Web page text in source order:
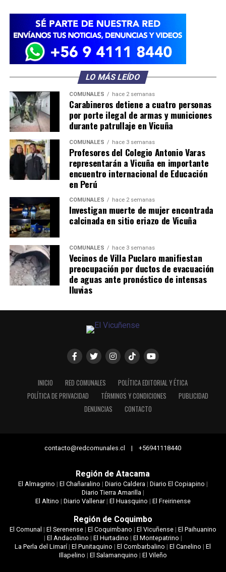
LO MÁS LEÍDO
COMUNALES hace 2 semanas
Carabineros detiene a cuatro personas
por porte ilegal de armas y municiones
durante patrullaje en Vicuña
COMUNALES hace 3 semanas
Profesores del Colegio Antonio Varas
representarán a Vicuña en importante
encuentro internacional de Educación
en Perú
COMUNALES hace 2 semanas
Investigan muerte de mujer encontrada
calcinada en sitio eriazo de Vicuña
COMUNALES hace 3 semanas
Vecinos de Villa Puclaro manifiestan
preocupación por ductos de evacuación
de aguas ante pronóstico de intensas
lluvias
INICIO RED COMUNALES
POLÍTICA EDITORIAL Y ÉTICA
POLÍTICA DE PRIVACIDAD
TÉRMINOS Y CONDICIONES
PUBLICIDAD
DENUNCIAS
CONTACTO
contacto@redcomunales.cl | +56941118440
Región de Atacama
El Almagrino | El Chañaralino | Diario Caldera | Diario El Copiapino |
Diario Tierra Amarilla |
El Altino | Diario Vallenar| El Huasquino | El Freirinense
Región de Coquimbo
El Comunal | El Serenense| El Coquimbano | El Vicuñense| El Paihuanino
| El Andacollino | El Hurtadino | El Montepatrino |
La Perla del Limarí|El Punitaquino |El Combarbalino |El Canelino |El
Illapelino | El Salamanquino | El Vileño